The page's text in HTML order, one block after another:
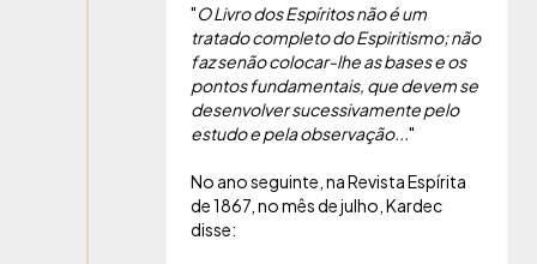
"O Livro dos Espíritos não é um
tratado completo do Espiritismo; não
faz senão colocar-lhe as bases e os
pontos fundamentais, que devem se
desenvolver sucessivamente pelo
estudo e pela observação..."
No ano seguinte, na Revista Espírita
de 1867, no mês de julho, Kardec
disse: